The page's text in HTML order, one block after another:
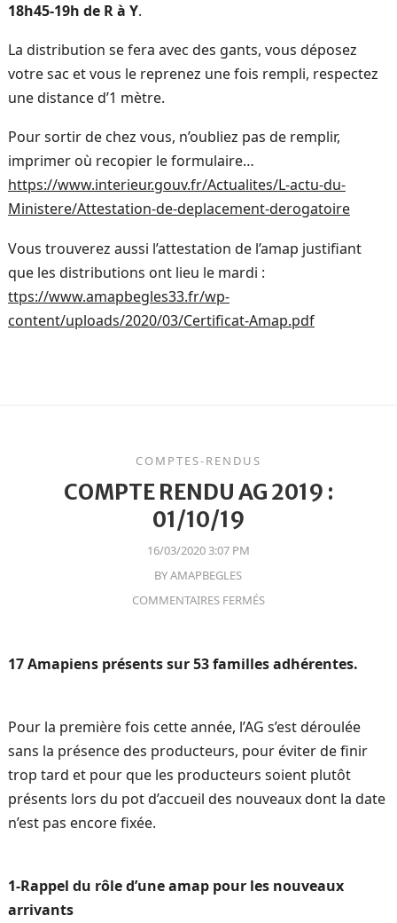
18h45-19h de R à Y.
La distribution se fera avec des gants, vous déposez
votre sac et vous le reprenez une fois rempli, respectez
une distance d’1 mètre.
Pour sortir de chez vous, n’oubliez pas de remplir,
imprimer où recopier le formulaire…
https://www.interieur.gouv.fr/Actualites/L-actu-du-
Ministere/Attestation-de-deplacement-derogatoire
Vous trouverez aussi l’attestation de l’amap justifiant
que les distributions ont lieu le mardi :
ttps://www.amapbegles33.fr/wp-
content/uploads/2020/03/Certificat-Amap.pdf
COMPTES-RENDUS
COMPTE RENDU AG 2019 :
01/10/19
16/03/2020 3:07 PM
BYAMAPBEGLES
COMMENTAIRES FERMÉS
17 Amapiens présents sur 53 familles adhérentes.
Pour la première fois cette année, l’AG s’est déroulée
sans la présence des producteurs, pour éviter de finir
trop tard et pour que les producteurs soient plutôt
présents lors du pot d’accueil des nouveaux dont la date
n’est pas encore fixée.
1-Rappel du rôle d’une amap pour les nouveaux
arrivants